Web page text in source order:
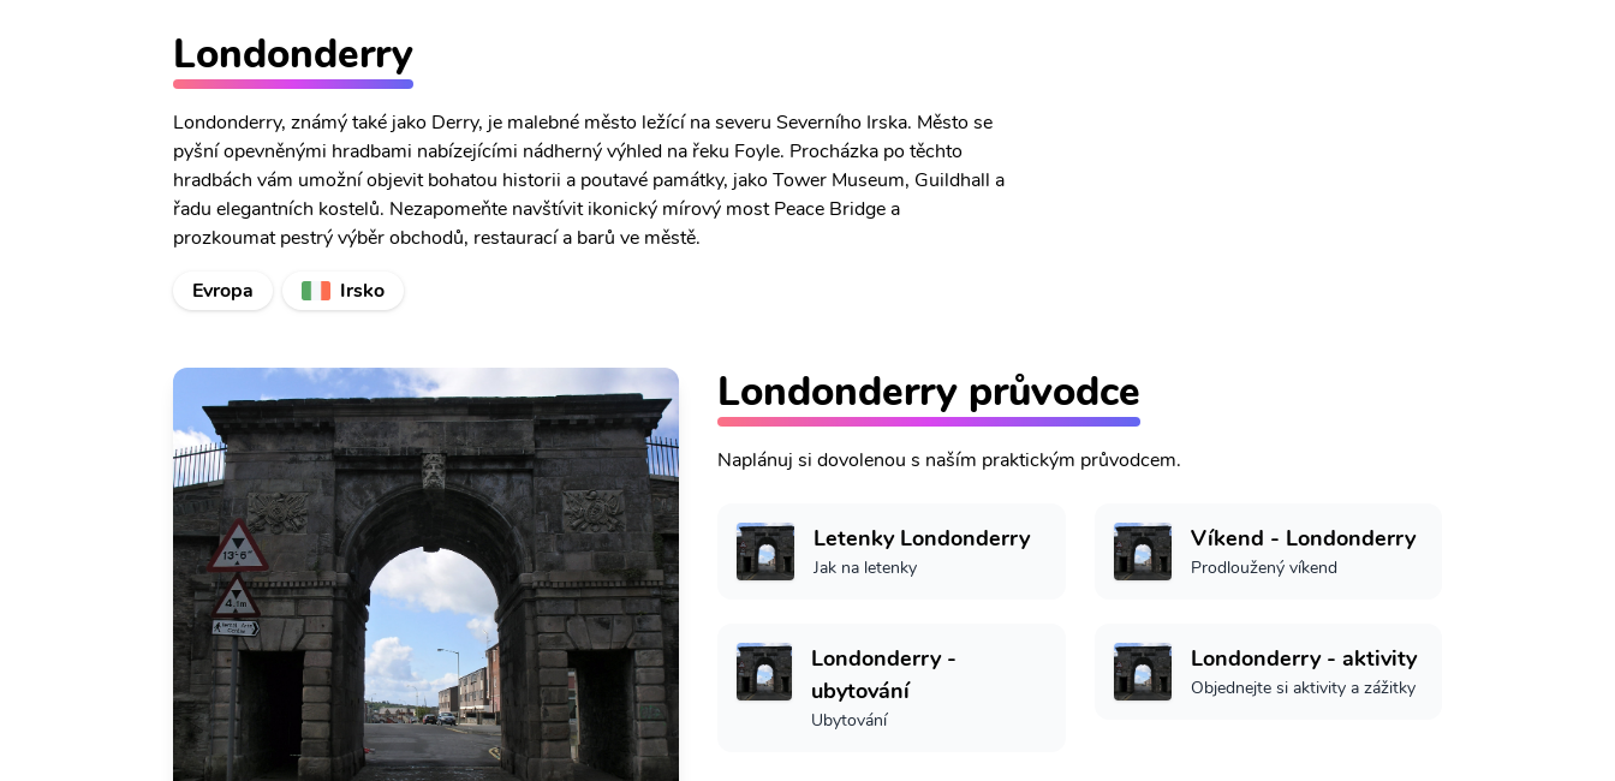
Londonderry
Londonderry, známý také jako Derry, je malebné město ležící na severu Severního Irska. Město se
pyšní opevněnými hradbami nabízejícími nádherný výhled na řeku Foyle. Procházka po těchto
hradbách vám umožní objevit bohatou historii a poutavé památky, jako Tower Museum, Guildhall a
řadu elegantních kostelů. Nezapomeňte navštívit ikonický mírový most Peace Bridge a
prozkoumat pestrý výběr obchodů, restaurací a barů ve městě.
Evropa
Irsko
Londonderry průvodce
Naplánuj si dovolenou s naším praktickým průvodcem.
Letenky Londonderry
Jak na letenky
Víkend - Londonderry
Prodloužený víkend
Londonderry -
ubytování
Ubytování
Londonderry - aktivity
Objednejte si aktivity a zážitky